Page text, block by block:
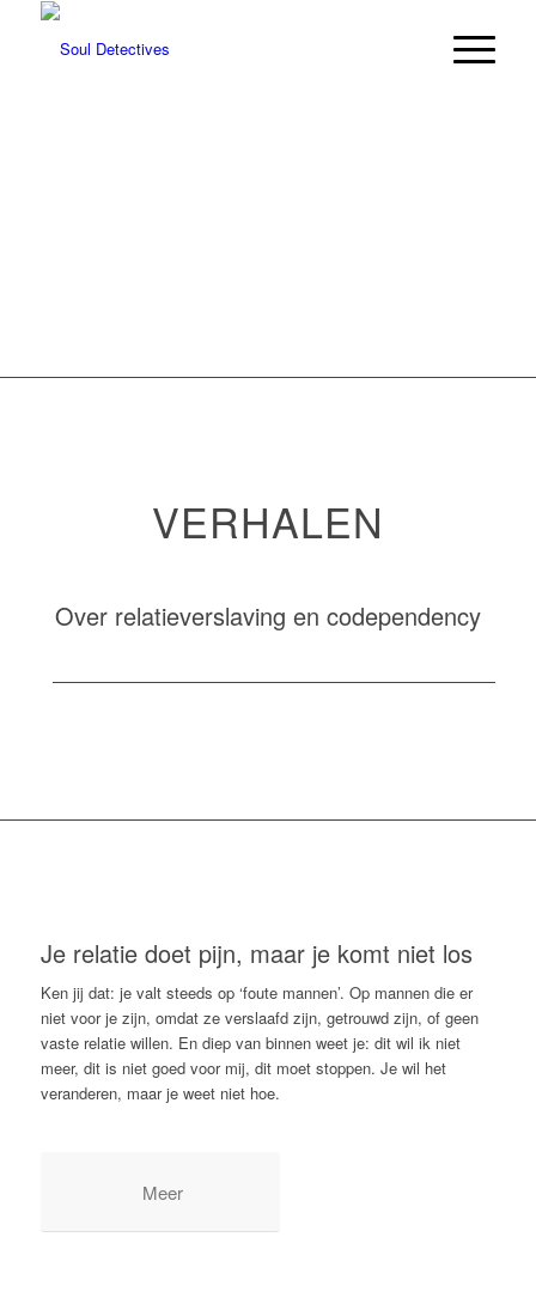
VERHALEN
Over relatieverslaving en codependency
Je relatie doet pijn, maar je komt niet los
Ken jij dat: je valt steeds op ‘foute mannen’. Op mannen die er
niet voor je zijn, omdat ze verslaafd zijn, getrouwd zijn, of geen
vaste relatie willen. En diep van binnen weet je: dit wil ik niet
meer, dit is niet goed voor mij, dit moet stoppen. Je wil het
veranderen, maar je weet niet hoe.
Meer